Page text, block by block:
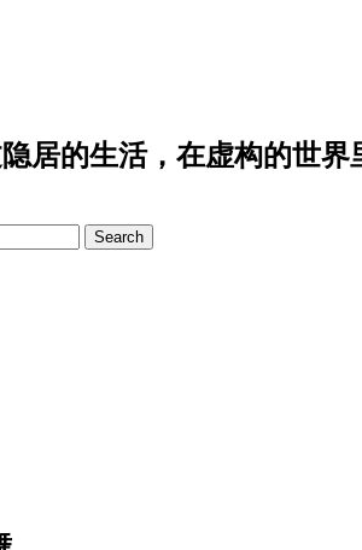
居的生活，在虚构的世界